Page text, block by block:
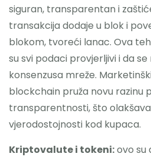
siguran, transparentan i
transakcija dodaje u blok i
blokom, tvoreći lanac. Ova
su svi podaci provjerljivi i da
konsenzusa mreže.
blockchain pruža novu razinu
transparentnosti, što
vjerodostojnosti kod kupaca.
Kriptovalute i tokeni:ovo su